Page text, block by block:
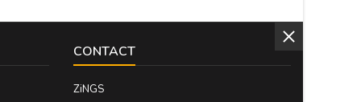
CONTACT
ZiNGS